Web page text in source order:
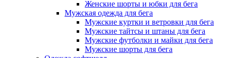
Женские шорты и юбки для бега
Мужская одежда для бега
Мужские куртки и ветровки для бега
Мужские тайтсы и штаны для бега
Мужские футболки и майки для бега
Мужские шорты для бега